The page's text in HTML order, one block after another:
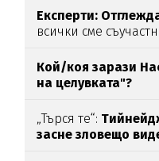
Експерти:
всички сме
Кой/коя зарази
на целувката"?
„Търся те“:
засне зловещо